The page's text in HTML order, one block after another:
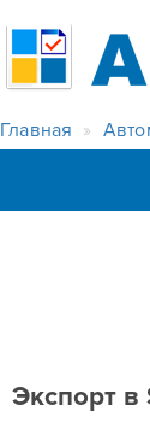
Главная
Экспорт в